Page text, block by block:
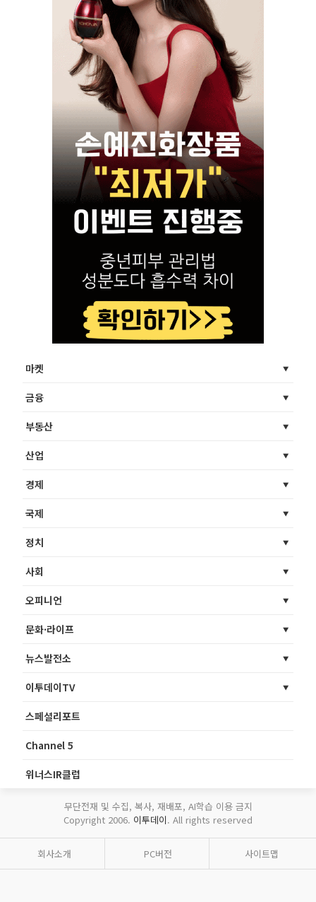
마켓
금융
부동산
산업
경제
국제
정치
사회
오피니언
문화·라이프
뉴스발전소
이투데이TV
스페셜리포트
Channel 5
위너스IR클럽
무단전재 및 수집, 복사, 재배포, AI학습 이용 금지
Copyright 2006. 이투데이. All rights reserved
회사소개 PC버전 사이트맵